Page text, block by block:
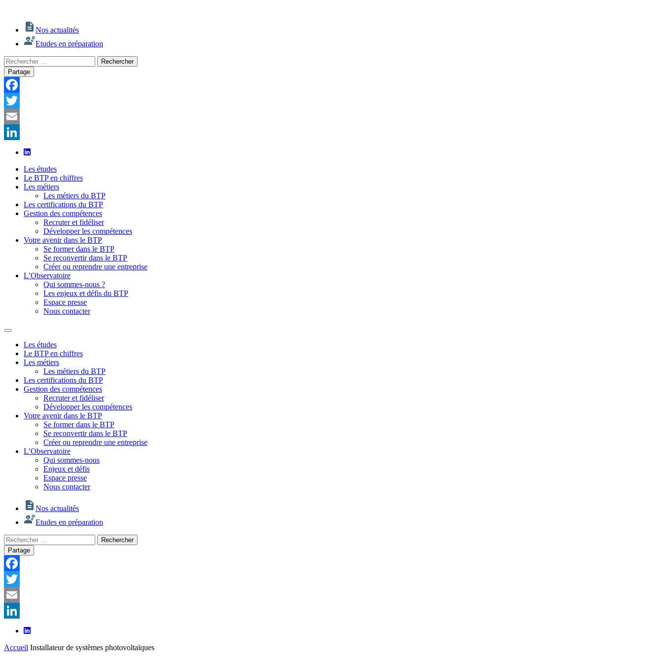
Nos actualités
Etudes en préparation
Rechercher
:
Rechercher
Partage
Facebook
Twitter
Email
LinkedIn
Les études
Le BTP en chiffres
Les métiers
Les métiers du BTP
Les certifications du BTP
Gestion des compétences
Recruter et fidéliser
Développer les compétences
Votre avenir dans le BTP
Se former dans le BTP
Se reconvertir dans le BTP
Créer ou reprendre une entreprise
L’Observatoire
Qui sommes-nous ?
Les enjeux et défis du BTP
Espace presse
Nous contacter
Les études
Le BTP en chiffres
Les métiers
Les métiers du BTP
Les certifications du BTP
Gestion des compétences
Recruter et fidéliser
Développer les compétences
Votre avenir dans le BTP
Se former dans le BTP
Se reconvertir dans le BTP
Créer ou reprendre une entreprise
L’Observatoire
Qui sommes-nous
Enjeux et défis
Espace presse
Nous contacter
Nos actualités
Etudes en préparation
Rechercher
:
Rechercher
Partage
Facebook
Twitter
Email
LinkedIn
Accueil Installateur de systèmes photovoltaïques